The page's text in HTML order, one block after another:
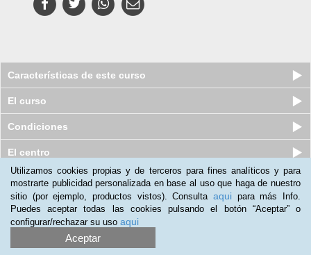
Características de este curso
El curso
Condiciones
El centro
Curso online de Monitor de
Mindfulness
Plazas agotadas
Utilizamos cookies propias y de terceros para fines analíticos y para
mostrarte publicidad personalizada en base al uso que haga de nuestro
sitio (por ejemplo, productos vistos). Consulta aqui para más Info.
Puedes aceptar todas las cookies pulsando el botón “Aceptar” o
configurar/rechazar su uso aqui
Aceptar